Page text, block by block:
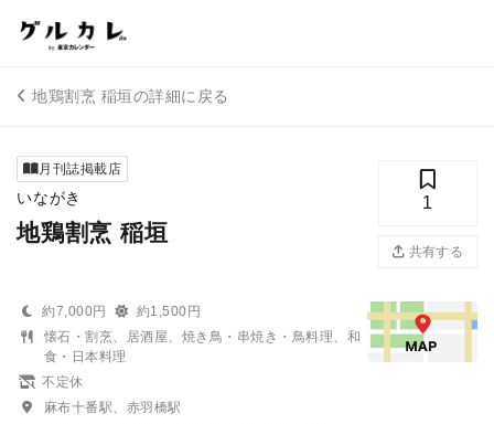
地鶏割烹 稲垣の詳細に戻る
月刊誌掲載店
いながき
地鶏割烹 稲垣
1
共有する
約7,000円
約1,500円
懐石・割烹、居酒屋、焼き鳥・串焼き・鳥料理、和
食・日本料理
不定休
麻布十番駅、赤羽橋駅